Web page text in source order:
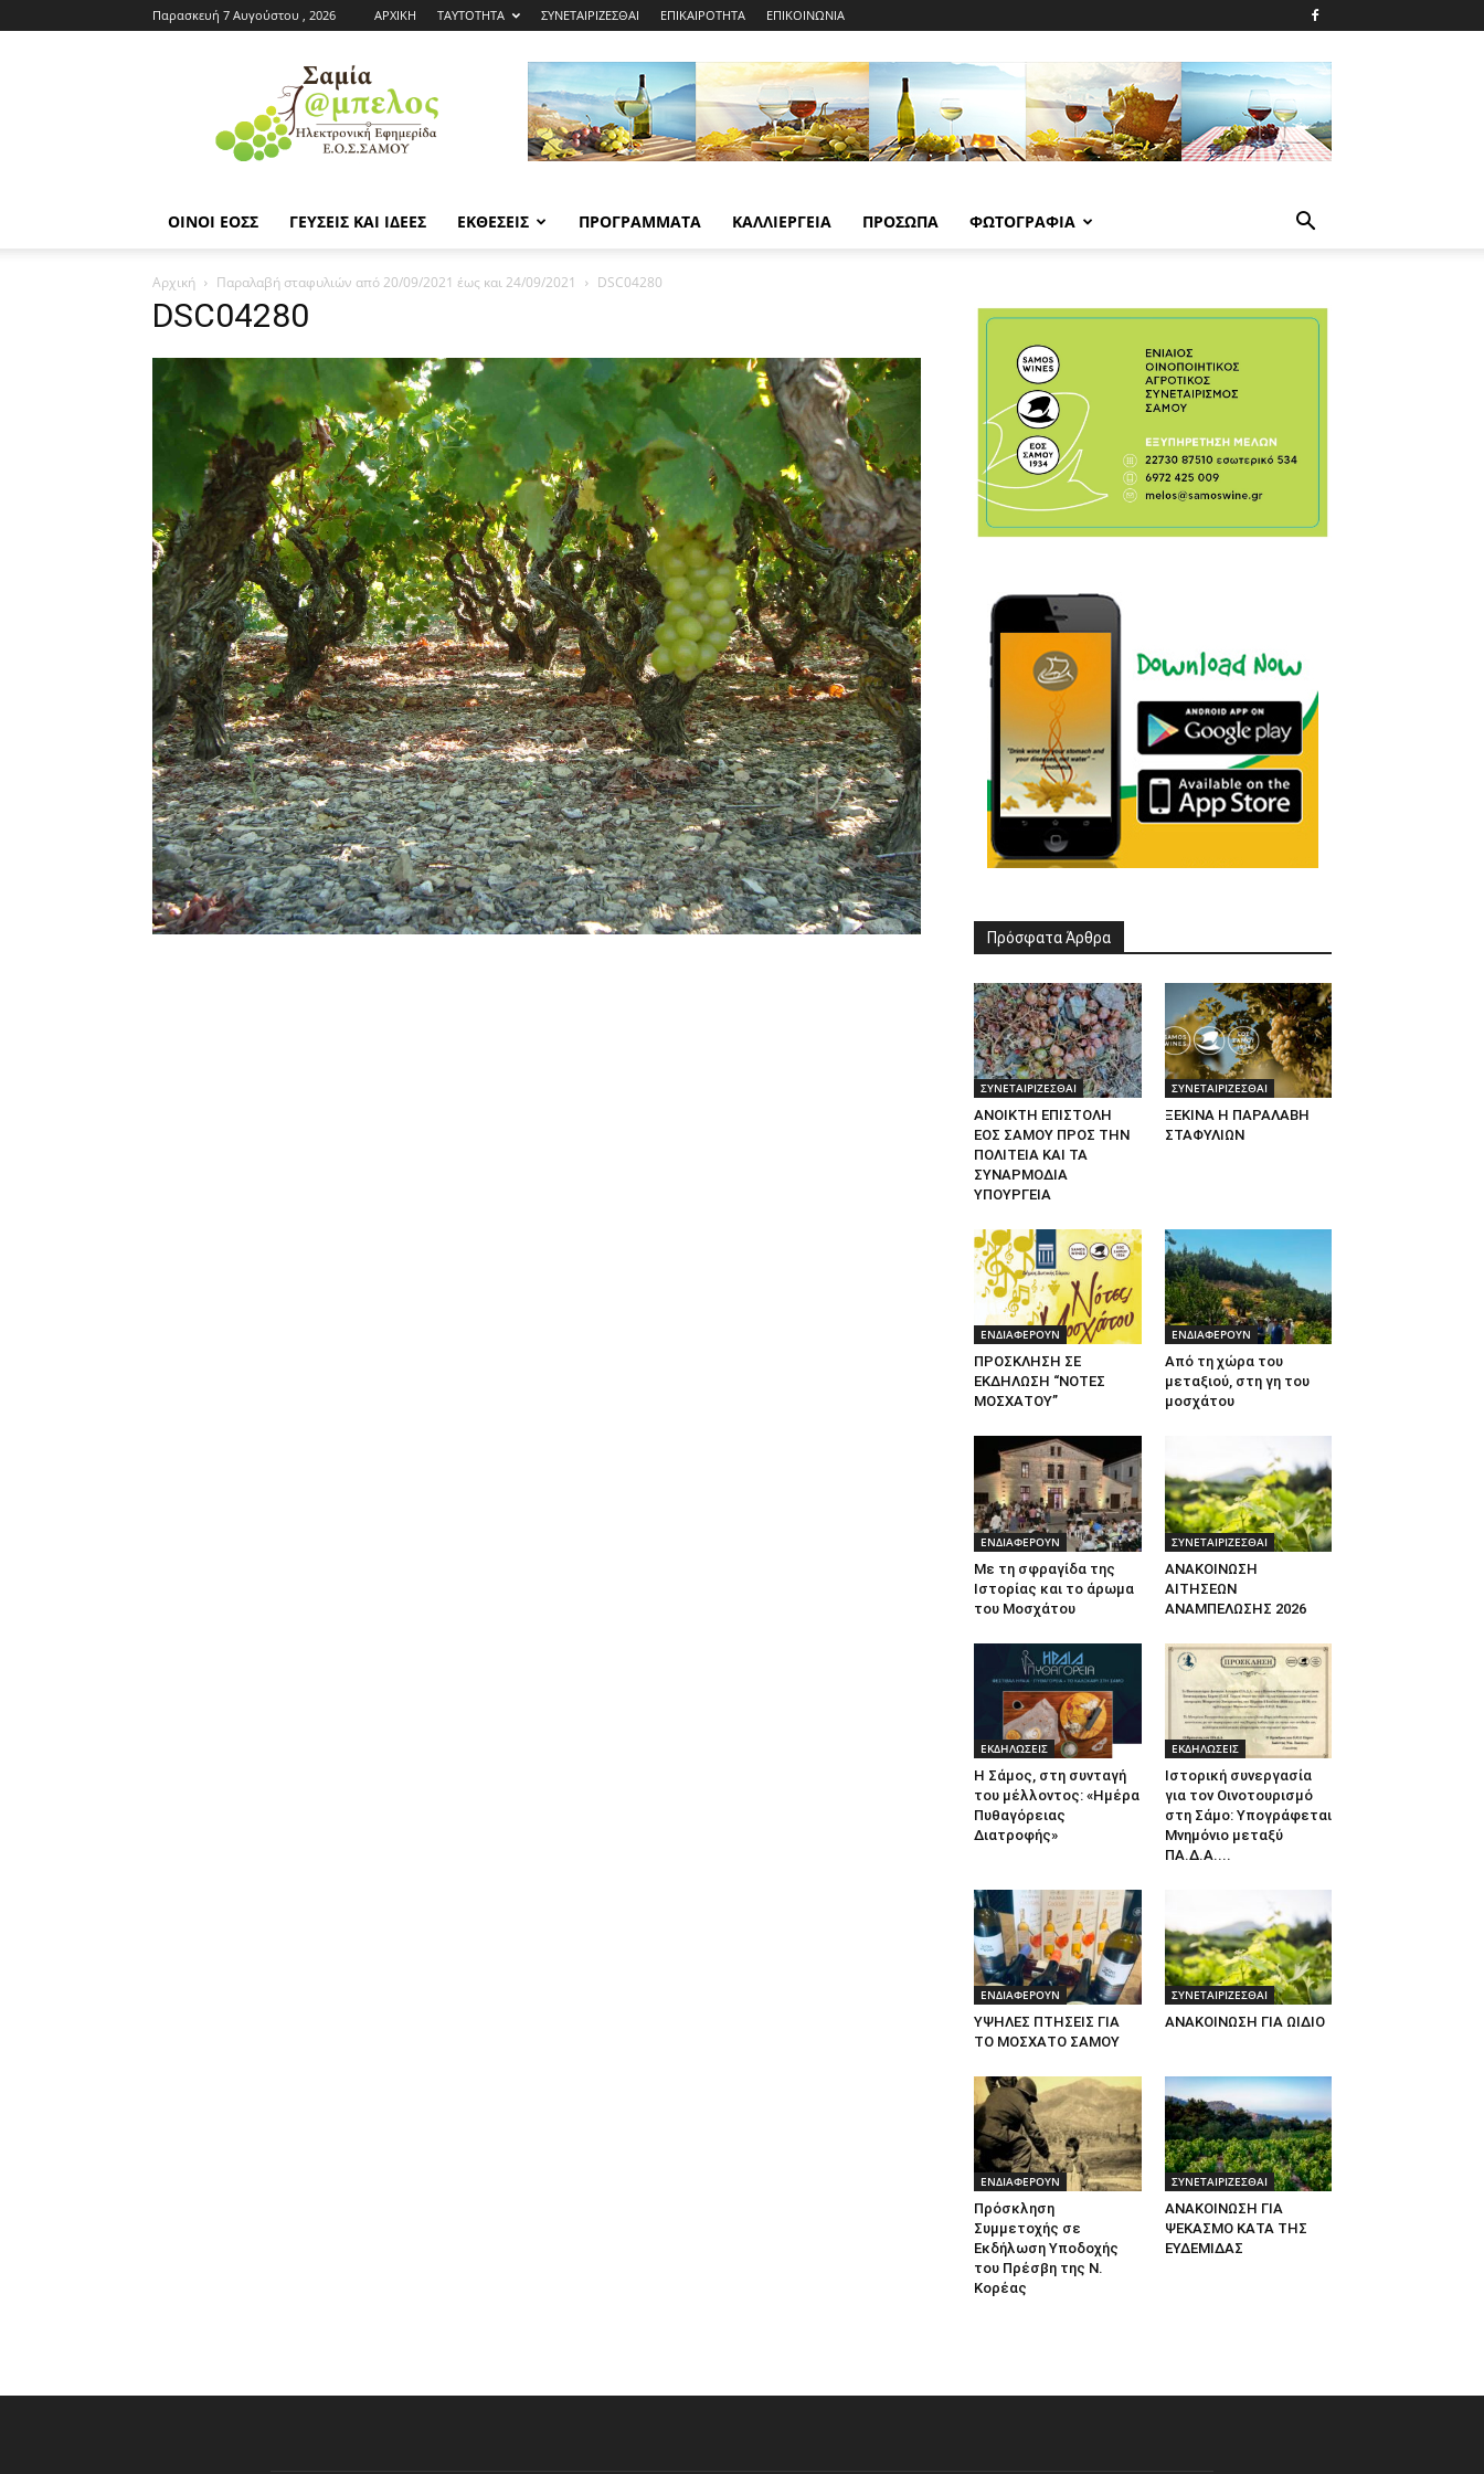
Παρασκευή 7 Αυγούστου , 2026 ΑΡΧΙΚΗ ΤΑΥΤΟΤΗΤΑ ΣΥΝΕΤΑΙΡΙΖΕΣΘΑΙ ΕΠΙΚΑΙΡΟΤΗΤΑ ΕΠΙΚΟΙΝΩΝΙΑ
Εφημερίδα
ΕΟΣΣ
|
Σαμία
ΟΙΝΟΙ ΕΟΣΣ ΓΕΥΣΕΙΣ ΚΑΙ ΙΔΕΕΣ ΕΚΘΕΣΕΙΣ ΠΡΟΓΡΑΜΜΑΤΑ ΚΑΛΛΙΕΡΓΕΙΑ ΠΡΟΣΩΠΑ ΦΩΤΟΓΡΑΦΙΑ
Αρχική Παραλαβή σταφυλιών από 20/09/2021 έως και 24/09/2021 DSC04280
DSC04280
Πρόσφατα Άρθρα
ΣΥΝΕΤΑΙΡΙΖΕΣΘΑΙ
ΑΝΟΙΚΤΗ ΕΠΙΣΤΟΛΗ
ΕΟΣ ΣΑΜΟΥ ΠΡΟΣ ΤΗΝ
ΠΟΛΙΤΕΙΑ ΚΑΙ ΤΑ
ΣΥΝΑΡΜΟΔΙΑ
ΥΠΟΥΡΓΕΙΑ
ΣΥΝΕΤΑΙΡΙΖΕΣΘΑΙ
ΞΕΚΙΝΑ Η ΠΑΡΑΛΑΒΗ
ΣΤΑΦΥΛΙΩΝ
ΕΝΔΙΑΦΕΡΟΥΝ
ΠΡΟΣΚΛΗΣΗ ΣΕ
ΕΚΔΗΛΩΣΗ “ΝΟΤΕΣ
ΜΟΣΧΑΤΟΥ”
ΕΝΔΙΑΦΕΡΟΥΝ
Από τη χώρα του
μεταξιού, στη γη του
μοσχάτου
ΕΝΔΙΑΦΕΡΟΥΝ
Με τη σφραγίδα της
Ιστορίας και το άρωμα
του Μοσχάτου
ΣΥΝΕΤΑΙΡΙΖΕΣΘΑΙ
ΑΝΑΚΟΙΝΩΣΗ
ΑΙΤΗΣΕΩΝ
ΑΝΑΜΠΕΛΩΣΗΣ 2026
ΕΚΔΗΛΩΣΕΙΣ
Η Σάμος, στη συνταγή
του μέλλοντος: «Ημέρα
Πυθαγόρειας
Διατροφής»
ΕΚΔΗΛΩΣΕΙΣ
Ιστορική συνεργασία
για τον Οινοτουρισμό
στη Σάμο: Υπογράφεται
Μνημόνιο μεταξύ
ΠΑ.Δ.Α....
ΕΝΔΙΑΦΕΡΟΥΝ
ΥΨΗΛΕΣ ΠΤΗΣΕΙΣ ΓΙΑ
ΤΟ ΜΟΣΧΑΤΟ ΣΑΜΟΥ
ΣΥΝΕΤΑΙΡΙΖΕΣΘΑΙ
ΑΝΑΚΟΙΝΩΣΗ ΓΙΑ ΩΙΔΙΟ
ΕΝΔΙΑΦΕΡΟΥΝ
Πρόσκληση
Συμμετοχής σε
Εκδήλωση Υποδοχής
του Πρέσβη της Ν.
Κορέας
ΣΥΝΕΤΑΙΡΙΖΕΣΘΑΙ
ΑΝΑΚΟΙΝΩΣΗ ΓΙΑ
ΨΕΚΑΣΜΟ ΚΑΤΑ ΤΗΣ
ΕΥΔΕΜΙΔΑΣ